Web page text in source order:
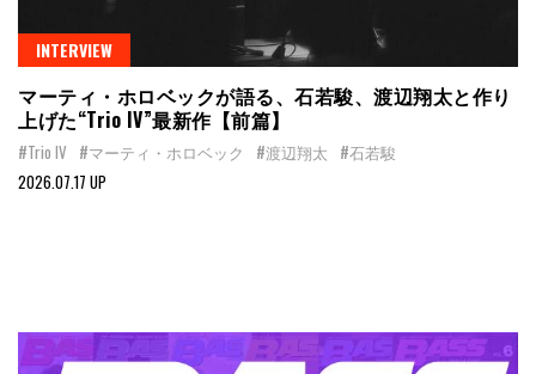
INTERVIEW
マーティ・ホロベックが語る、石若駿、渡辺翔太と作り
上げた“Trio IV”最新作【前篇】
#Trio IV #マーティ・ホロベック #渡辺翔太 #石若駿
2026.07.17 UP